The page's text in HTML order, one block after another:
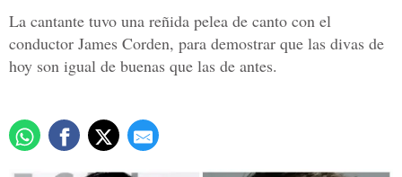
La cantante tuvo una reñida pelea de canto con el
conductor James Corden, para demostrar que las divas de
hoy son igual de buenas que las de antes.